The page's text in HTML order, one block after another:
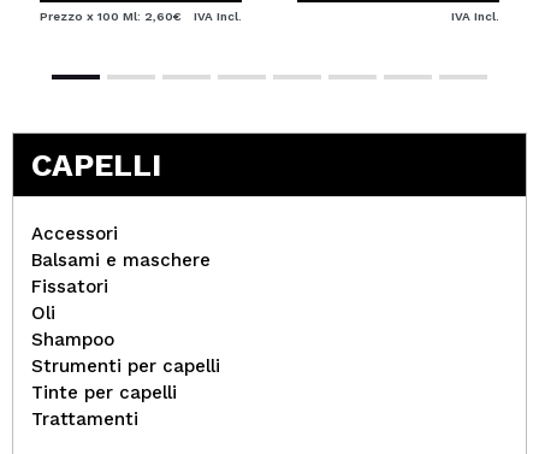
Prezzo x 100 Ml: 2,60€ IVA Incl. IVA Incl.
CAPELLI
Accessori
Balsami e maschere
Fissatori
Oli
Shampoo
Strumenti per capelli
Tinte per capelli
Trattamenti